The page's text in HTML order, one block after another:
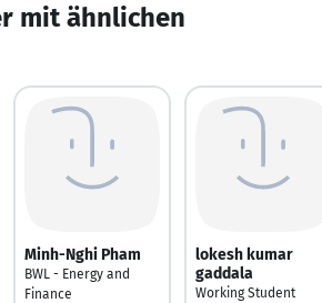
mit ähnlichen
Minh-Nghi Pham
BWL - Energy and
Finance
lokesh kumar
gaddala
Working Student